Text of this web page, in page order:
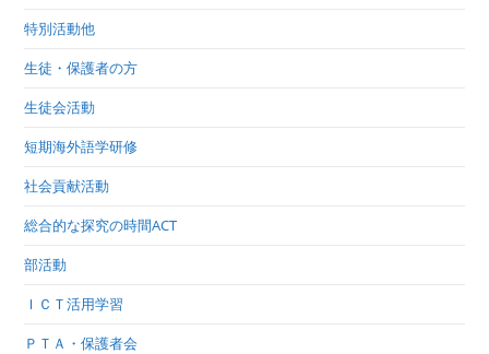
特別活動他
生徒・保護者の方
生徒会活動
短期海外語学研修
社会貢献活動
総合的な探究の時間ACT
部活動
ＩＣＴ活用学習
ＰＴＡ・保護者会